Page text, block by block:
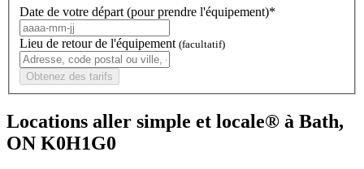
Date de votre départ (pour prendre l'équipement)*
Lieu de retour de l'équipement (facultatif)
Obtenez des tarifs
Locations aller simple et locale® à Bath,
ON K0H1G0